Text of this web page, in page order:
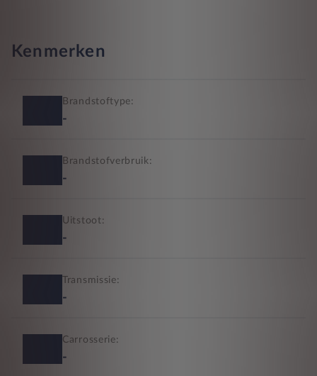
Kenmerken
Brandstoftype:
-
Brandstofverbruik:
-
Uitstoot:
-
Transmissie:
-
Carrosserie:
-